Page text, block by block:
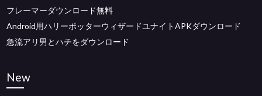
フレーマーダウンロード無料
Android用ハリーポッターウィザードユナイトAPKダウンロード
急流アリ男とハチをダウンロード
New